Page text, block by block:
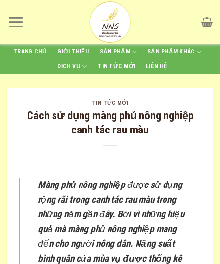
content
TRANG CHỦ GIỚI THIỆU SẢN PHẨM SẢN PHẨM KHÁC
DỊCH VỤ TIN TỨC MỚI LIÊN HỆ
TIN TỨC MỚI
Cách sử dụng màng phủ nông nghiệp
canh tác rau màu
Màng phủ nông nghiệpđược sử dụng
rộng rãi trong canh tác rau màu trong
những năm gần đây. Bời vì những hiệu
quả mà màng phủ nông nghiệp mang
đến cho người nông dân. Năng suất
bình quân của mùa vụ được thống kê